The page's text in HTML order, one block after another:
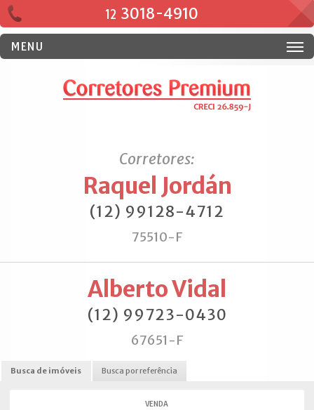
12 3018-4910
MENU
Corretores:
Raquel Jordán
(12) 99128-4712
75510-F
Alberto Vidal
(12) 99723-0430
67651-F
Busca de imóveis Busca por referência
VENDA